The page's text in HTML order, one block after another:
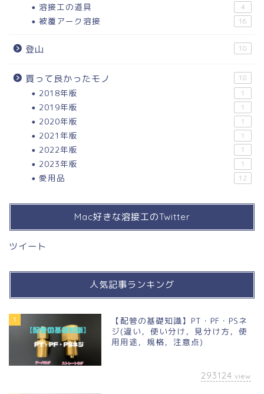
溶接工の道具 4
被覆アーク溶接 16
登山 10
買って良かったモノ 18
2018年版 1
2019年版 1
2020年版 1
2021年版 1
2022年版 1
2023年版 1
愛用品 12
Mac好きな溶接工のTwitter
ツイート
人気記事ランキング
1
【配管の基礎知識】PT・PF・PSネ
ジ(違い，使い分け，見分け方，使
用用途，規格，注意点)
293124 view